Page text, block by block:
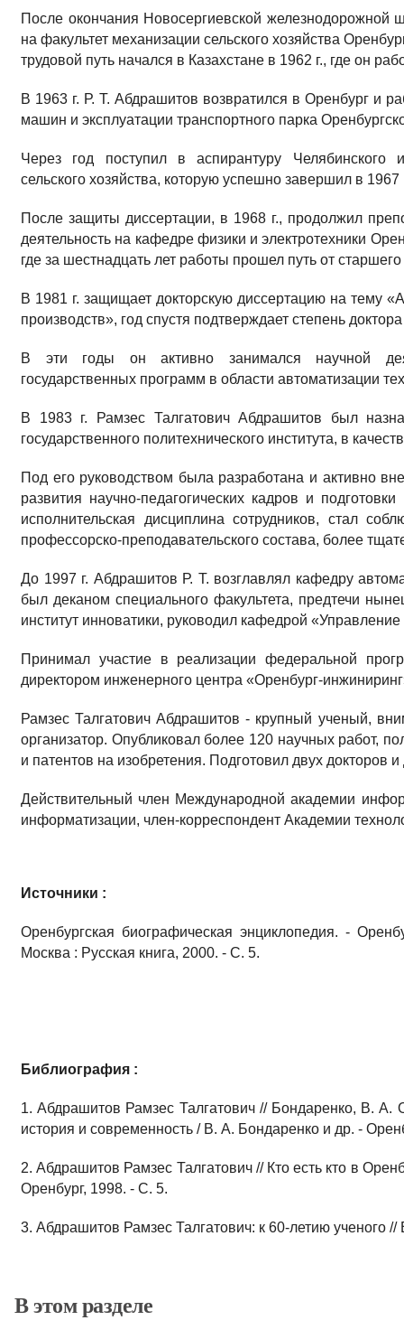
После окончания Новосергиевской железнодорожной
на факультет механизации сельского хозяйства
трудовой путь начался в Казахстане в 1962 г., где он
В 1963 г. Р. Т. Абдрашитов возвратился в Оренбург и
машин и эксплуатации транспортного парка
Через год поступил в аспирантуру Челябинского
сельского хозяйства, которую успешно завершил в
После защиты диссертации, в 1968 г., продолжил
деятельность на кафедре физики и электротехники
где за шестнадцать лет работы прошел путь от
В 1981 г. защищает докторскую диссертацию на тему
производств», год спустя подтверждает степень
В эти годы он активно занимался научной
государственных программ в области автоматизации
В 1983 г. Рамзес Талгатович Абдрашитов был
государственного политехнического института, в
Под его руководством была разработана и активно
развития научно-педагогических кадров и
исполнительская дисциплина сотрудников, стал
профессорско-преподавательского состава, более
До 1997 г. Абдрашитов Р. Т. возглавлял кафедру
был деканом специального факультета, предтечи
институт инноватики, руководил кафедрой
Принимал участие в реализации федеральной
директором инженерного центра «Оренбург-
Рамзес Талгатович Абдрашитов - крупный ученый,
организатор. Опубликовал более 120 научных работ,
и патентов на изобретения. Подготовил двух докторов
Действительный член Международной академии
информатизации, член-корреспондент Академии
Источники :
Оренбургская биографическая энциклопедия. -
Москва : Русская книга, 2000. - С. 5.
Библиография :
1. Абдрашитов Рамзес Талгатович // Бондаренко, В. А.
история и современность / В. А. Бондаренко и др. -
2. Абдрашитов Рамзес Талгатович // Кто есть кто в
Оренбург, 1998. - С. 5.
3. Абдрашитов Рамзес Талгатович: к 60-летию ученого
В этом разделе